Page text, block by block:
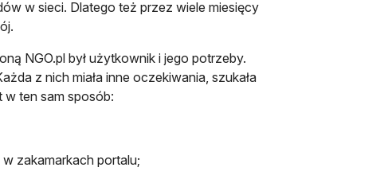
w sieci. Dlatego też przez wiele miesięcy
NGO.pl był użytkownik i jego potrzeby.
z nich miała inne oczekiwania, szukała
w ten sam sposób:
zakamarkach portalu;